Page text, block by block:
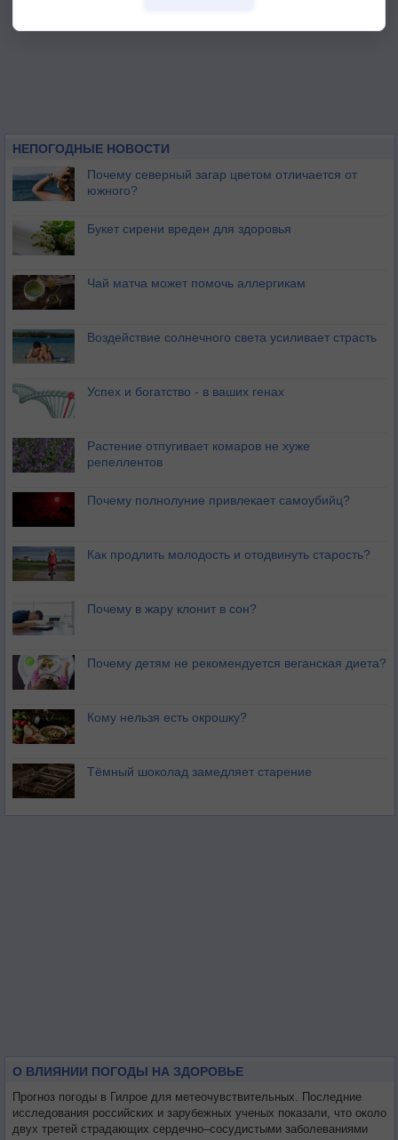
НЕПОГОДНЫЕ НОВОСТИ
Почему северный загар цветом отличается от
южного?
Букет сирени вреден для здоровья
Чай матча может помочь аллергикам
Воздействие солнечного света усиливает страсть
Успех и богатство - в ваших генах
Растение отпугивает комаров не хуже
репеллентов
Почему полнолуние привлекает самоубийц?
Как продлить молодость и отодвинуть старость?
Почему в жару клонит в сон?
Почему детям не рекомендуется веганская диета?
Кому нельзя есть окрошку?
Тёмный шоколад замедляет старение
О ВЛИЯНИИ ПОГОДЫ НА ЗДОРОВЬЕ
Прогноз погоды в Гилрое для метеочувствительных. Последние
исследования российских и зарубежных ученых показали, что около
двух третей страдающих сердечно–сосудистыми заболеваниями